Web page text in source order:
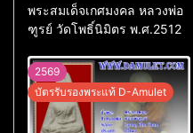
พระสมเด็จเกศมงคล หลวงพ่อ
ฑูรย์ วัดโพธิ์นิมิตร พ.ศ.2512
2569
บัตรรับรองพระแท้ D-Amulet